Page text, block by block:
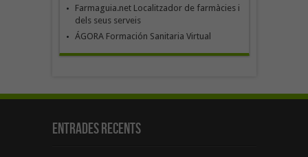
Farmaguia.net Localitzador de farmàcies i
dels seus serveis
ÁGORA Formación Sanitaria Virtual
Entrades recents